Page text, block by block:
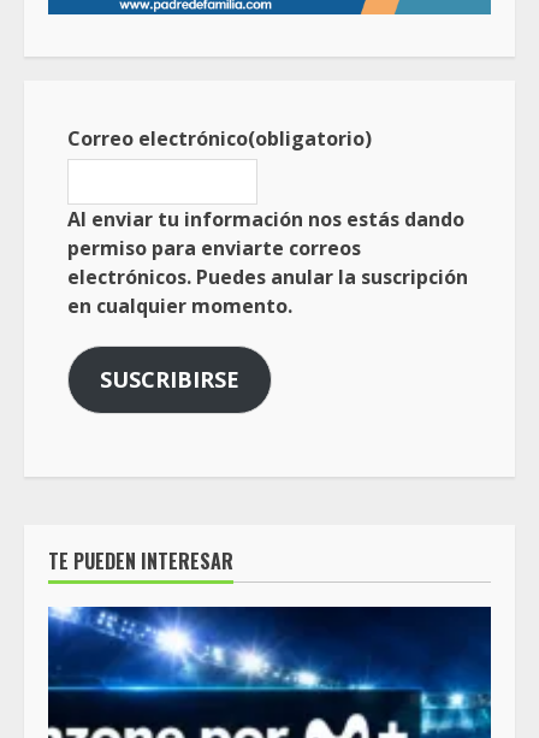
Correo electrónico(obligatorio)
Al enviar tu información nos estás dando
permiso para enviarte correos
electrónicos. Puedes anular la suscripción
en cualquier momento.
SUSCRIBIRSE
TE PUEDEN INTERESAR